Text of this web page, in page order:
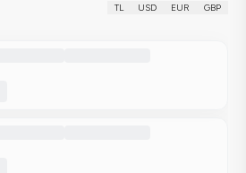
TL USD EUR GBP